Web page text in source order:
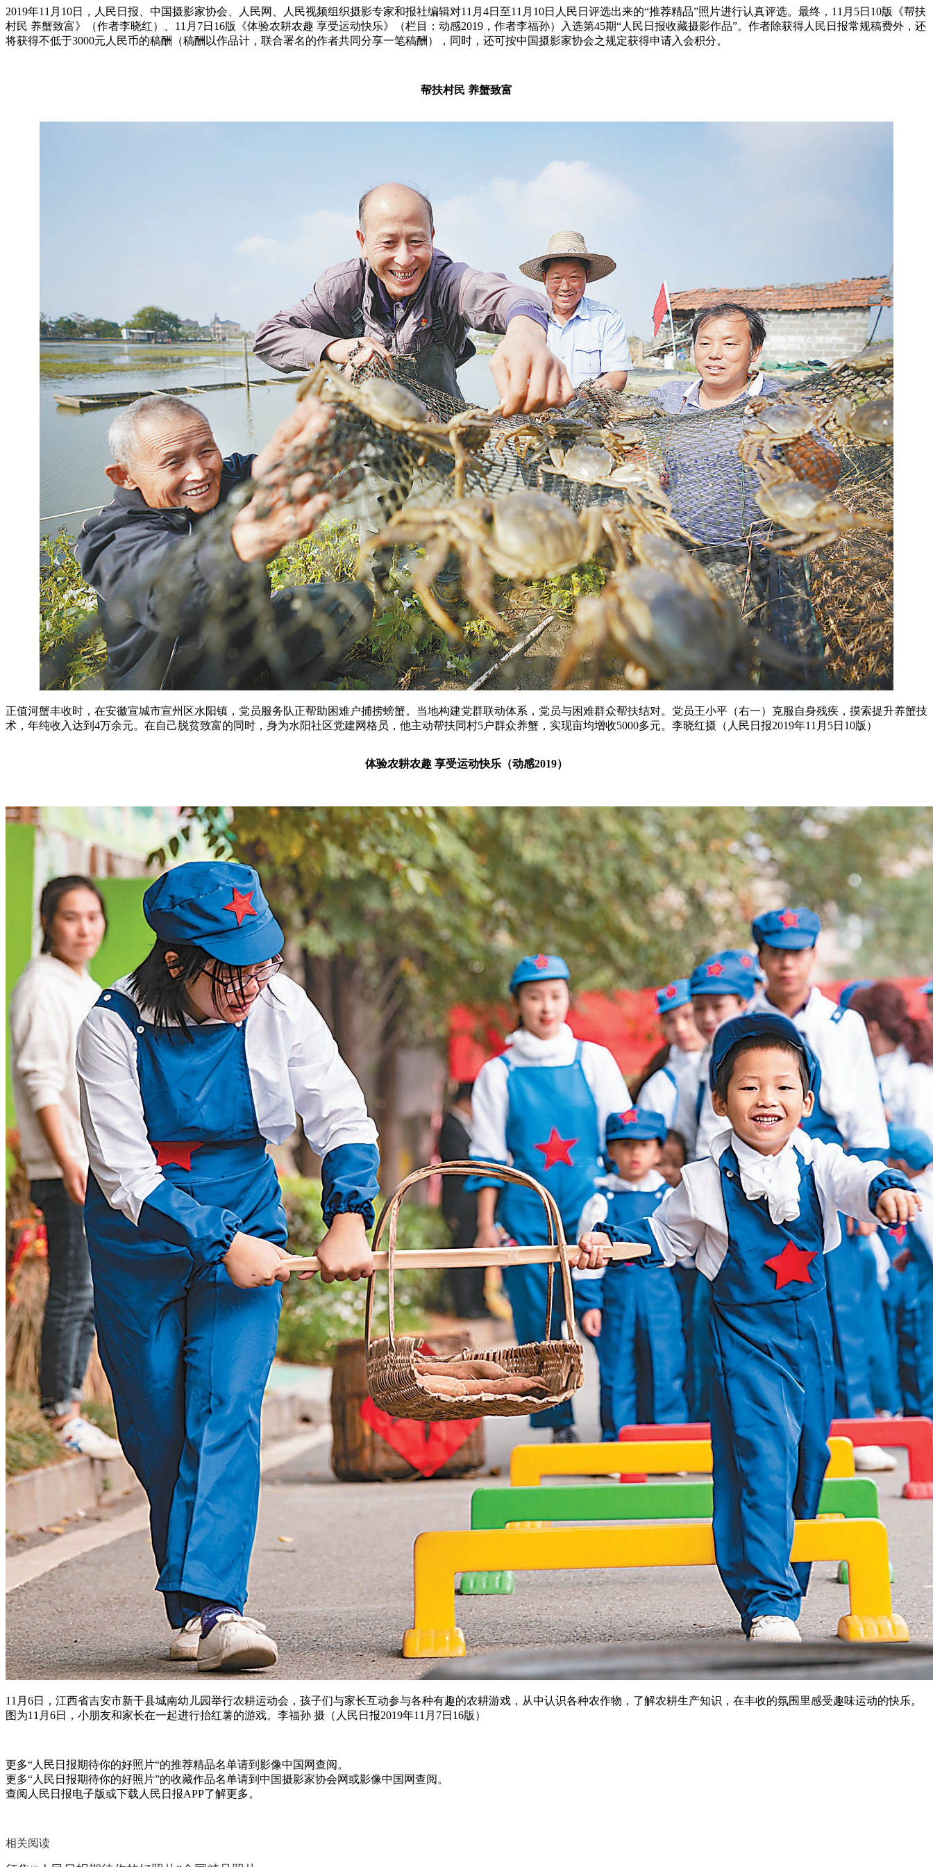
2019年11月10日，人民日报、中国摄影家协会、人民网、人民视频组织摄影专家和报社编辑对11月4日至11月10日人民日评选出来的“推荐精品”照片进行认真评选。最终，11月5日10版《帮扶
村民 养蟹致富》（作者李晓红）、11月7日16版《体验农耕农趣 享受运动快乐》（栏目：动感2019，作者李福孙）入选第45期“人民日报收藏摄影作品”。作者除获得人民日报常规稿费外，还
将获得不低于3000元人民币的稿酬（稿酬以作品计，联合署名的作者共同分享一笔稿酬），同时，还可按中国摄影家协会之规定获得申请入会积分。
帮扶村民 养蟹致富
正值河蟹丰收时，在安徽宣城市宣州区水阳镇，党员服务队正帮助困难户捕捞螃蟹。当地构建党群联动体系，党员与困难群众帮扶结对。党员王小平（右一）克服自身残疾，摸索提升养蟹技
术，年纯收入达到4万余元。在自己脱贫致富的同时，身为水阳社区党建网格员，他主动帮扶同村5户群众养蟹，实现亩均增收5000多元。李晓红摄（人民日报2019年11月5日10版）
体验农耕农趣 享受运动快乐（动感2019）
11月6日，江西省吉安市新干县城南幼儿园举行农耕运动会，孩子们与家长互动参与各种有趣的农耕游戏，从中认识各种农作物，了解农耕生产知识，在丰收的氛围里感受趣味运动的快乐。
图为11月6日，小朋友和家长在一起进行抬红薯的游戏。李福孙 摄（人民日报2019年11月7日16版）
更多“人民日报期待你的好照片“的推荐精品名单请到影像中国网查阅。
更多“人民日报期待你的好照片”的收藏作品名单请到中国摄影家协会网或影像中国网查阅。
查阅人民日报电子版或下载人民日报APP了解更多。
相关阅读